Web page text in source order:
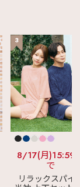
3
8/17(月)15:59
で
リラックスパイ